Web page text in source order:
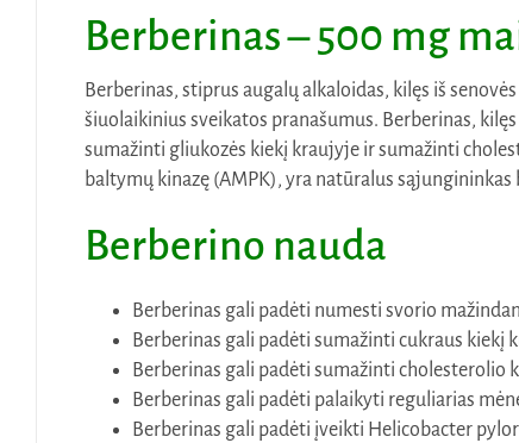
Berberinas – 500 mg
Berberinas, stiprus augalų alkaloidas, kilęs iš
šiuolaikinius sveikatos pranašumus. Berberinas,
sumažinti gliukozės kiekį kraujyje ir sumažinti
baltymų kinazę (AMPK), yra natūralus sąjungininkas
Berberino nauda
Berberinas gali padėti numesti svorio
Berberinas gali padėti sumažinti cukraus kiekį
Berberinas gali padėti sumažinti cholesterolio
Berberinas gali padėti palaikyti reguliarias
Berberinas gali padėti įveikti Helicobacter